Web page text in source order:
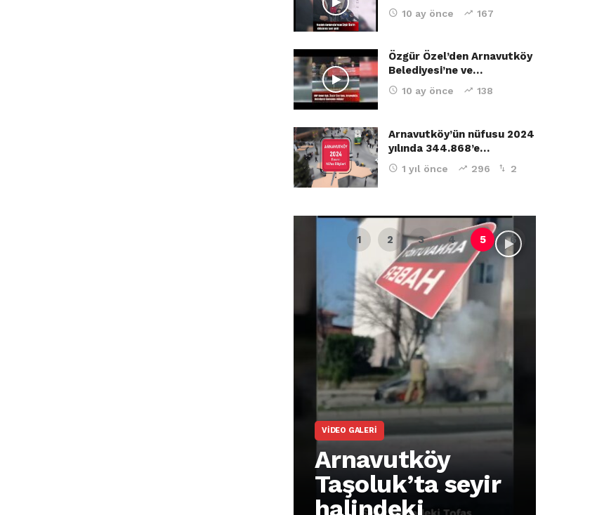
10 ay önce 167
Özgür Özel’den Arnavutköy
Belediyesi’ne ve…
10 ay önce 138
Arnavutköy’ün nüfusu 2024
yılında 344.868’e…
1 yıl önce 296 2
VIDEO GALERI
Arnavutköy
Taşoluk’ta seyir
halindeki